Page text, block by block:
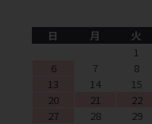
日
月 火
1
6
7 8
13
14 15
20
21 22
27
28 29